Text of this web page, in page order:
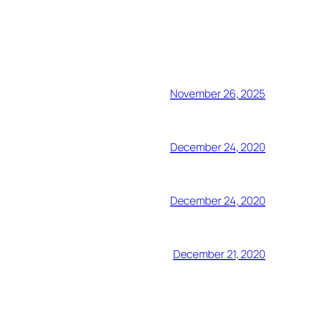
November 26, 2025
December 24, 2020
December 24, 2020
December 21, 2020